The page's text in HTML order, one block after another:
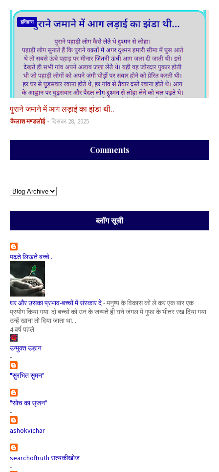
इतिहास
पुराने जमाने में आग लड़ाई का झंडा थी..
कैलाश मण्डलोई दिसंबर 28, 2025
Comments
ब्लॉग सूची
पढ़ते लिखते बच्चे...
घर और उसका प्रभाव-बच्चों में संस्कार दे-मनुष्य के विकास को ले कर एक बार एक
प्रयोग किया गया. दो बच्चों को उन के जन्मते ही घने जंगल में गुफा के भीतर रख दिया गया.
उन्हें खाना तो दिया जाता था...
4 वर्ष पहले
उन्मुक्त उड़ान
-
"सुरभित सुमन"
-
"सोच का सृजन"
-
ashokvichar
-
searchoftruth सत्यकीखोज
-